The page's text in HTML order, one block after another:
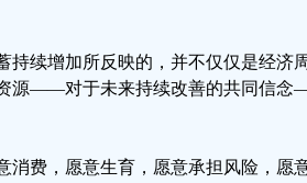
持续增加所反映的，并不仅仅是经济
源——对于未来持续改善的共同信
消费，愿意生育，愿意承担风险，愿